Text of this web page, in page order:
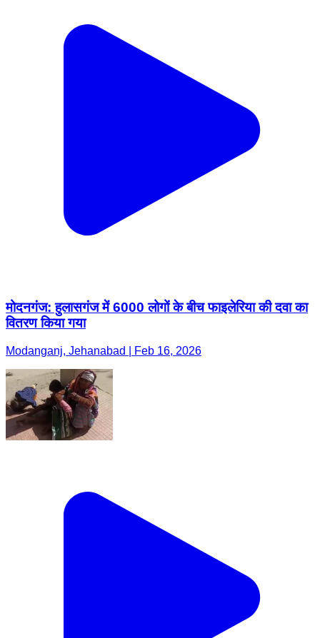
मोदनगंज: हुलासगंज में 6000 लोगों के बीच फाइलेरिया की दवा का
वितरण किया गया
Modanganj, Jehanabad | Feb 16, 2026